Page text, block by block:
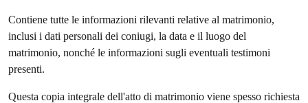
Contiene tutte le informazioni rilevanti relative al matrimonio,
inclusi i dati personali dei coniugi, la data e il luogo del
matrimonio, nonché le informazioni sugli eventuali testimoni
presenti.
Questa copia integrale dell'atto di matrimonio viene spesso richiesta